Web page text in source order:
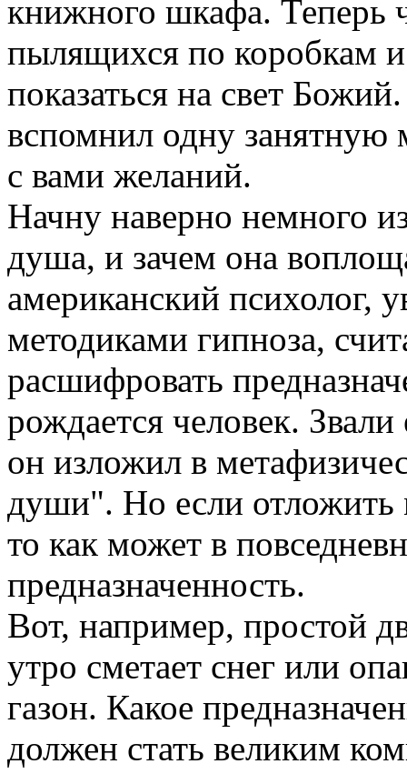
книжного шкафа. Теперь
пылящихся по коробкам
показаться на свет
вспомнил одну занятную
с вами желаний.
Начну наверно немного
душа, и зачем она
американский психолог,
методиками гипноза,
расшифровать
рождается человек.
он изложил в
души". Но если отложить
то как может в
предназначенность.
Вот, например, простой
утро сметает снег или
газон. Какое
должен стать великим